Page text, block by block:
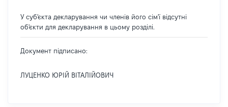
У суб'єкта декларування чи членів його сім'ї відсутні
об'єкти для декларування в цьому розділі.
Документ підписано:
ЛУЦЕНКО ЮРІЙ ВІТАЛІЙОВИЧ